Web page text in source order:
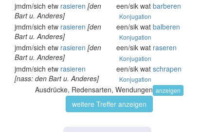
jmdm/sich etw rasieren [den
Bart u. Anderes]
een/sik wat barberen
Konjugation
jmdm/sich etw rasieren [den
Bart u. Anderes]
een/sik wat balberen
Konjugation
jmdm/sich etw rasieren [den
Bart u. Anderes]
een/sik wat raseren
Konjugation
jmdm/sich etw rasieren
[nass: den Bart u. Anderes]
een/sik wat schrapen
Konjugation
Ausdrücke, Redensarten, Wendungen anzeigen
weitere Treffer anzeigen